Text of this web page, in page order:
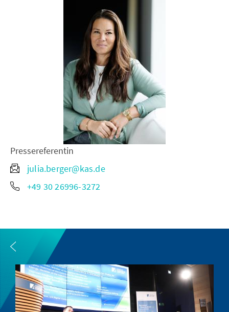
Pressereferentin
julia.berger@kas.de
+49 30 26996-3272